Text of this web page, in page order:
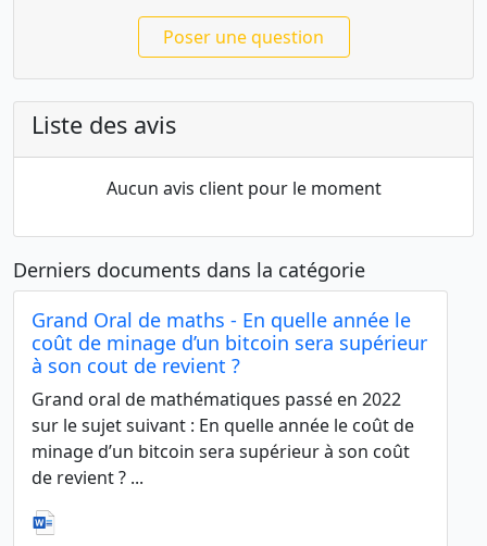
Poser une question
Liste des avis
Aucun avis client pour le moment
Derniers documents dans la catégorie
Grand Oral de maths - En quelle année le
coût de minage d’un bitcoin sera supérieur
à son cout de revient ?
Grand oral de mathématiques passé en 2022
sur le sujet suivant : En quelle année le coût de
minage d’un bitcoin sera supérieur à son coût
de revient ? ...